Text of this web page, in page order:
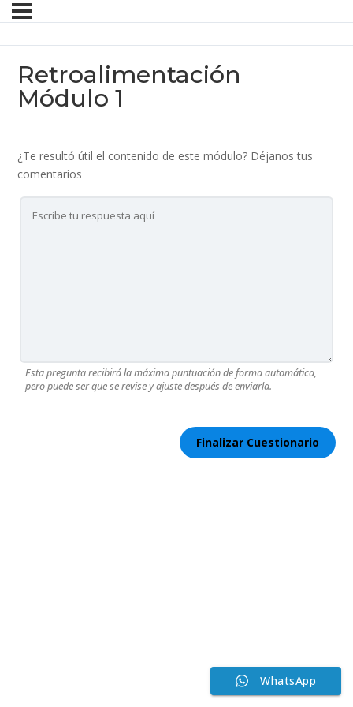
Retroalimentación
Módulo 1
¿Te resultó útil el contenido de este módulo? Déjanos tus
comentarios
Esta pregunta recibirá la máxima puntuación de forma automática,
pero puede ser que se revise y ajuste después de enviarla.
WhatsApp